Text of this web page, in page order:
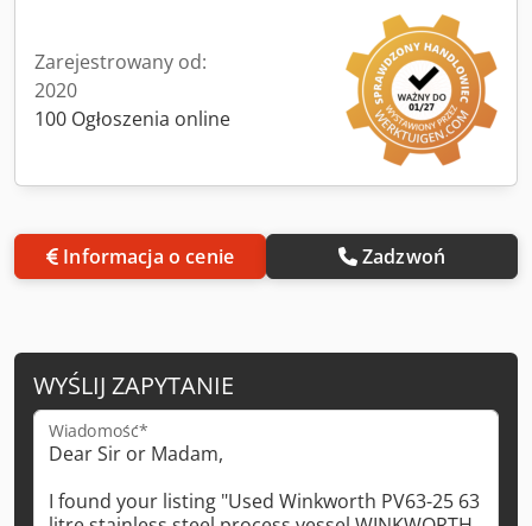
Zarejestrowany od:
2020
100 Ogłoszenia online
Informacja o cenie Zadzwoń
WYŚLIJ ZAPYTANIE
Wiadomość*